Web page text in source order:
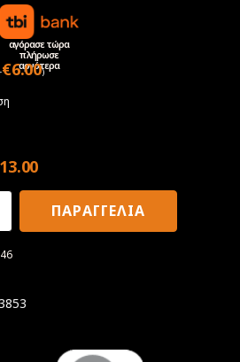
αγόρασε τώρα
πλήρωσε
αργότερα
€6.00)
ΠΑΡΑΓΓΕΛΙΑ